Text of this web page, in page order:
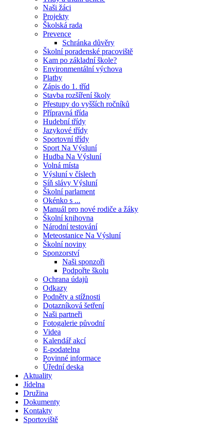
Naši žáci
Projekty
Školská rada
Prevence
Schránka důvěry
Školní poradenské pracoviště
Kam po základní škole?
Environmentální výchova
Platby
Zápis do 1. tříd
Stavba rozšíření školy
Přestupy do vyšších ročníků
Přípravná třída
Hudební třídy
Jazykové třídy
Sportovní třídy
Sport Na Výsluní
Hudba Na Výsluní
Volná místa
Výsluní v číslech
Síň slávy Výsluní
Školní parlament
Okénko s ...
Manuál pro nové rodiče a žáky
Školní knihovna
Národní testování
Meteostanice Na Výsluní
Školní noviny
Sponzorství
Naši sponzoři
Podpořte školu
Ochrana údajů
Odkazy
Podněty a stížnosti
Dotazníková šetření
Naši partneři
Fotogalerie původní
Videa
Kalendář akcí
E-podatelna
Povinné informace
Úřední deska
Aktuality
Jídelna
Družina
Dokumenty
Kontakty
Sportoviště